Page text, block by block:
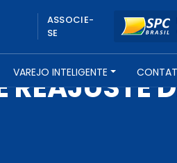
ASSOCIE-
SE
VAREJO INTELIGENTE
REAJUSTE